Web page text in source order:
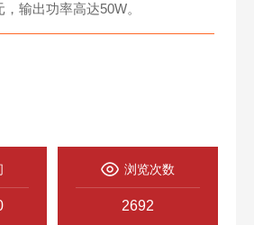
输出功率高达50W。
浏览次数
2692